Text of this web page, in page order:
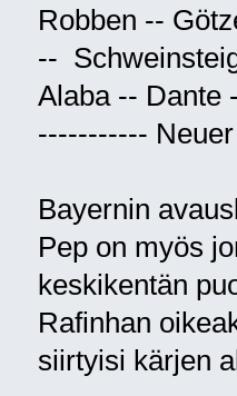
Robben --
--
Alaba -- Dante
-----------
Bayernin
Pep on myös
keskikentän
Rafinhan
siirtyisi kärjen